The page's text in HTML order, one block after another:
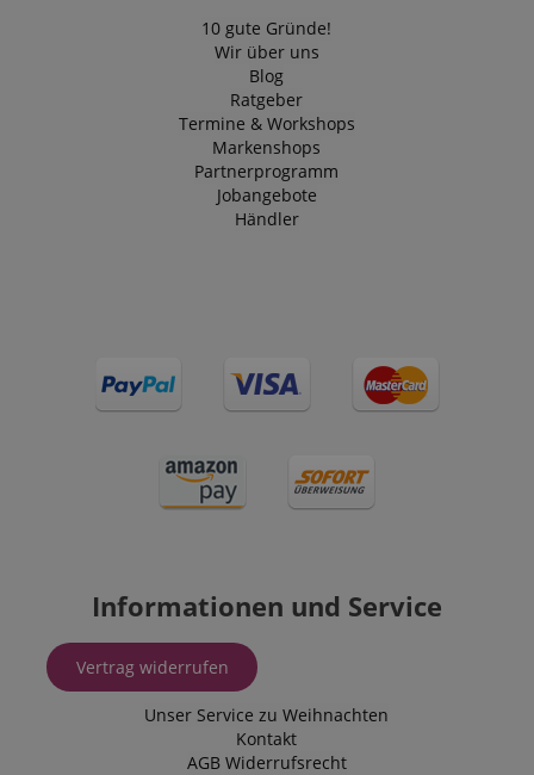
10 gute Gründe!
Wir über uns
Blog
Ratgeber
Termine & Workshops
Markenshops
Partnerprogramm
Jobangebote
Händler
Informationen und Service
Vertrag widerrufen
Unser Service zu Weihnachten
Kontakt
AGB Widerrufsrecht